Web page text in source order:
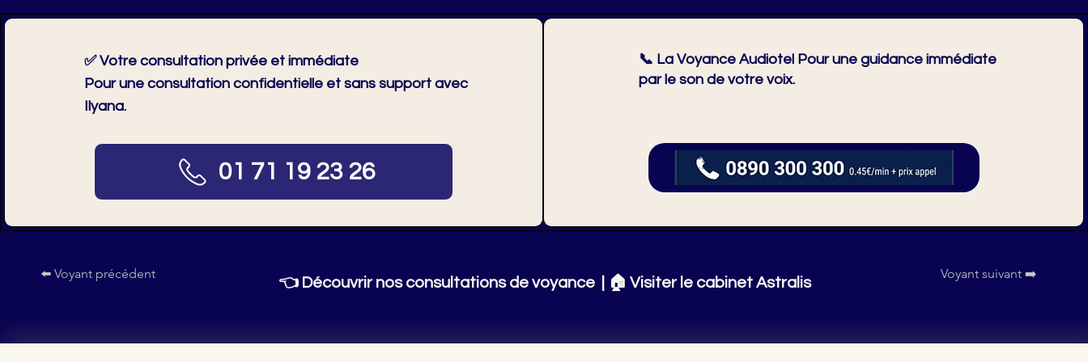
✅ Votre consultation privée et immédiate
Pour une consultation confidentielle et sans support avec
Ilyana.
01 71 19 23 26
📞 La Voyance Audiotel Pour une guidance immédiate
par le son de votre voix.
⬅️ Voyant précédent
👈 Découvrir nos consultations de voyance | 🏠 Visiter le cabinet Astralis
Voyant suivant ➡️